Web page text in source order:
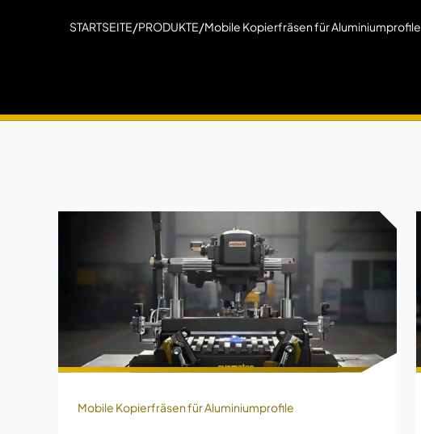
STARTSEITE/PRODUKTE/Mobile Kopierfräsen für Aluminiumprofile
Mobile Kopierfräsen für Aluminiumprofile